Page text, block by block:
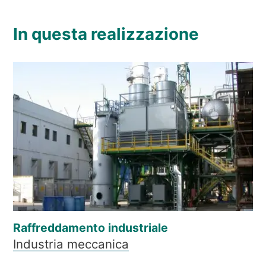
In questa realizzazione
Raffreddamento industriale
Industria meccanica